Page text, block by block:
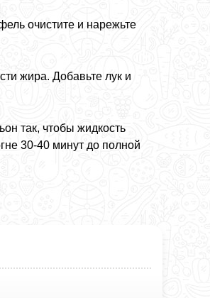
очистите и нарежьте
жира. Добавьте лук и
так, чтобы жидкость
30-40 минут до полной